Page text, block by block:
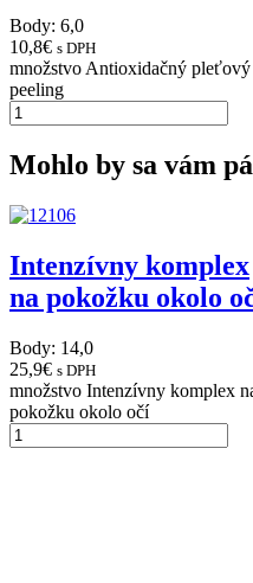
Body: 6,0
10,8€ s DPH
množstvo Antioxidačný pleťový
peeling
Mohlo by sa vám
Intenzívny komplex
na pokožku okolo
Body: 14,0
25,9€ s DPH
množstvo Intenzívny komplex
pokožku okolo očí